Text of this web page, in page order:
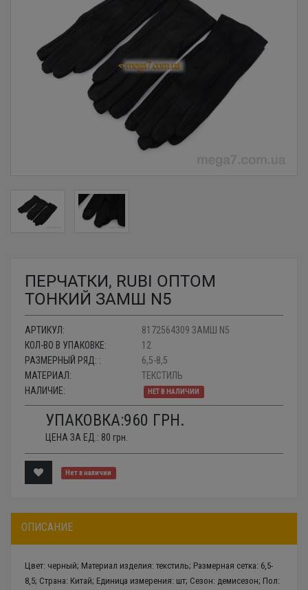
ПЕРЧАТКИ, RUBI ОПТОМ
ТОНКИЙ ЗАМШ N5
АРТИКУЛ:
8172564309 ЗАМШ N5
КОЛ-ВО В УПАКОВКЕ:
12
РАЗМЕРНЫЙ РЯД: :
6,5-8,5
МАТЕРИАЛ:
ТЕКСТИЛЬ
НАЛИЧИЕ:
НЕТ В НАЛИЧИИ
УПАКОВКА:960 ГРН.
ЦЕНА ЗА ЕД.: 80 грн.
Нет в наличии
ОПИСАНИЕ
Цвет: черный; Материал изделия: текстиль; Размерная сетка: 6,5-
8,5; Страна: Китай; Единица измерения: шт; Сезон: демисезон; Пол: